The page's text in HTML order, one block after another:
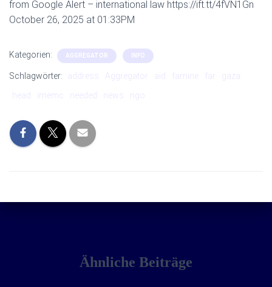
from Google Alert – international law https://ift.tt/4fVN1Gn
October 26, 2025 at 01:33PM
Kategorien: AGGREGATOR INFO
Schlagwörter: address Aggregator aid famine far
gaza:
head
imemc ngo
Ähnliche Beiträge